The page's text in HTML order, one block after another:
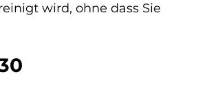
wird, ohne dass Sie